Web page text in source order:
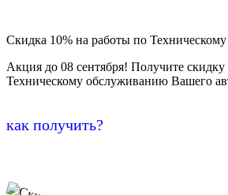
Скидка 10% на работы по
Акция до 08 сентября! Получите
Техническому обслуживанию Вашего
как получить?